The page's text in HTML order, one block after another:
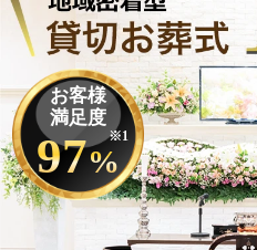
お客様
満足度
97%
※1